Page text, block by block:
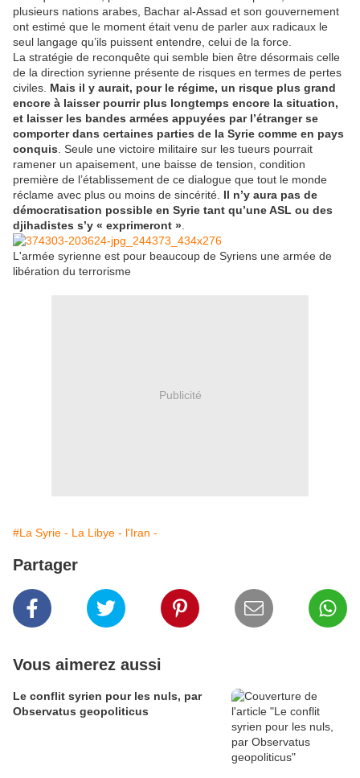
plusieurs nations arabes, Bachar al-Assad et son gouvernement
ont estimé que le moment était venu de parler aux radicaux le
seul langage qu’ils puissent entendre, celui de la force.
La stratégie de reconquête qui semble bien être désormais celle
de la direction syrienne présente de risques en termes de pertes
civiles. Mais il y aurait, pour le régime, un risque plus grand
encore à laisser pourrir plus longtemps encore la situation,
et laisser les bandes armées appuyées par l’étranger se
comporter dans certaines parties de la Syrie comme en pays
conquis . Seule une victoire militaire sur les tueurs pourrait
ramener un apaisement, une baisse de tension, condition
première de l’établissement de ce dialogue que tout le monde
réclame avec plus ou moins de sincérité. Il n’y aura pas de
démocratisation possible en Syrie tant qu’une ASL ou des
djihadistes s’y « exprimeront »
L'armée syrienne est pour beaucoup de Syriens une armée de
libération du terrorisme
Publicité
#La Syrie - La Libye - l'Iran -
Partager
Vous aimerez aussi
Le conflit syrien pour les nuls, par
Observatus geopoliticus